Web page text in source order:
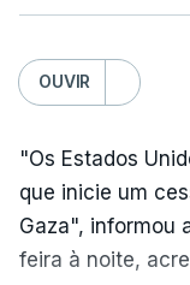
OUVIR
"Os Estados
que inicie um
Gaza", informou
feira à noite,